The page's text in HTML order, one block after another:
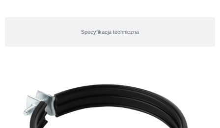
Specyfikacja techniczna